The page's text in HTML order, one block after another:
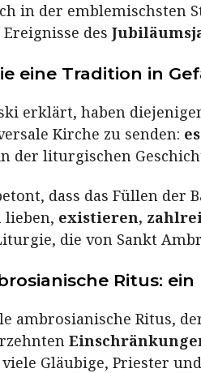
in der emblemischsten
des
eine Tradition in
erklärt, haben
Kirche zu senden:
der liturgischen
dass das Füllen der
lieben, existieren,
die von Sankt
Ritus:
ambrosianische Ritus,
Gläubige, Priester